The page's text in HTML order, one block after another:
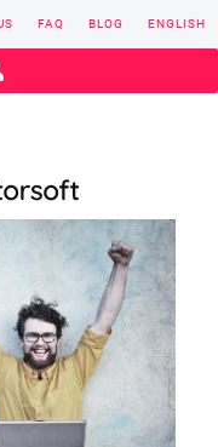
FAQ BLOG ENGLISH